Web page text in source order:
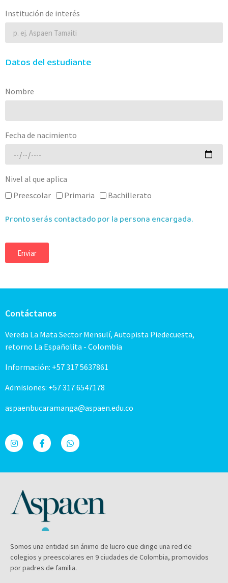
Institución de interés
Datos del estudiante
Nombre
Fecha de nacimiento
Nivel al que aplica
Preescolar
Primaria Bachillerato
Pronto serás contactado por la persona encargada.
Enviar
Contáctanos
Vereda La Mata Sector Mensulí, Autopista Piedecuesta,
retorno La Españolita - Colombia
Información: +57 317 5637861
Admisiones: +57 317 6547178
aspaenbucaramanga@aspaen.edu.co
Somos una entidad sin ánimo de lucro que dirige una red de
colegios y preescolares en 9 ciudades de Colombia, promovidos
por padres de familia.